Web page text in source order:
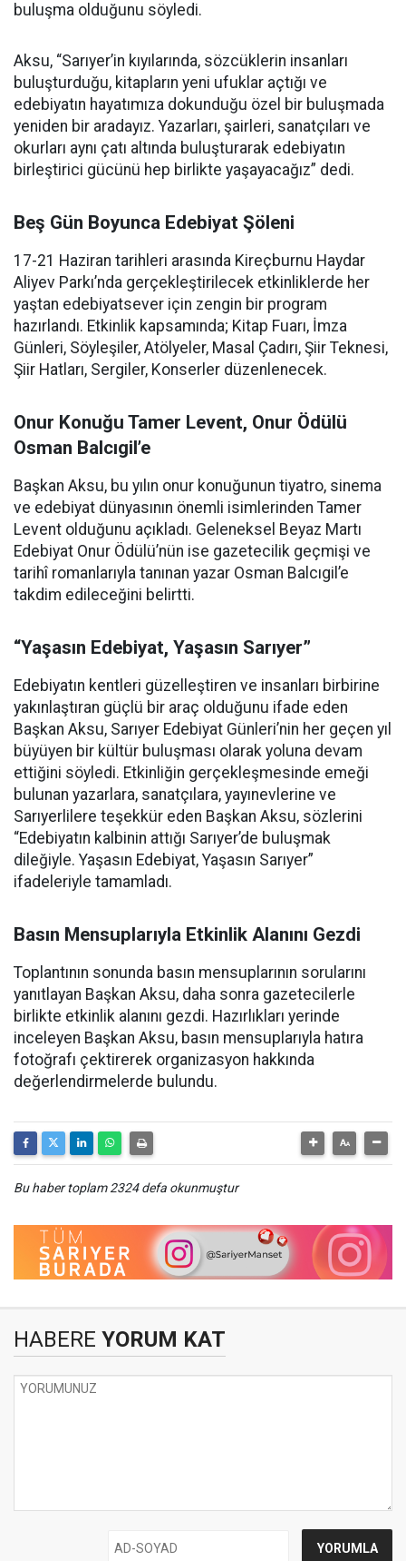
buluşma olduğunu söyledi.
Aksu, “Sarıyer’in kıyılarında, sözcüklerin insanları
buluşturduğu, kitapların yeni ufuklar açtığı ve
edebiyatın hayatımıza dokunduğu özel bir buluşmada
yeniden bir aradayız. Yazarları, şairleri, sanatçıları ve
okurları aynı çatı altında buluşturarak edebiyatın
birleştirici gücünü hep birlikte yaşayacağız” dedi.
Beş Gün Boyunca Edebiyat Şöleni
17-21 Haziran tarihleri arasında Kireçburnu Haydar
Aliyev Parkı’nda gerçekleştirilecek etkinliklerde her
yaştan edebiyatsever için zengin bir program
hazırlandı. Etkinlik kapsamında; Kitap Fuarı, İmza
Günleri, Söyleşiler, Atölyeler, Masal Çadırı, Şiir Teknesi,
Şiir Hatları, Sergiler, Konserler düzenlenecek.
Onur Konuğu Tamer Levent, Onur Ödülü
Osman Balcıgil’e
Başkan Aksu, bu yılın onur konuğunun tiyatro, sinema
ve edebiyat dünyasının önemli isimlerinden Tamer
Levent olduğunu açıkladı. Geleneksel Beyaz Martı
Edebiyat Onur Ödülü’nün ise gazetecilik geçmişi ve
tarihî romanlarıyla tanınan yazar Osman Balcıgil’e
takdim edileceğini belirtti.
“Yaşasın Edebiyat, Yaşasın Sarıyer”
Edebiyatın kentleri güzelleştiren ve insanları birbirine
yakınlaştıran güçlü bir araç olduğunu ifade eden
Başkan Aksu, Sarıyer Edebiyat Günleri’nin her geçen yıl
büyüyen bir kültür buluşması olarak yoluna devam
ettiğini söyledi. Etkinliğin gerçekleşmesinde emeği
bulunan yazarlara, sanatçılara, yayınevlerine ve
Sarıyerlilere teşekkür eden Başkan Aksu, sözlerini
“Edebiyatın kalbinin attığı Sarıyer’de buluşmak
dileğiyle. Yaşasın Edebiyat, Yaşasın Sarıyer”
ifadeleriyle tamamladı.
Basın Mensuplarıyla Etkinlik Alanını Gezdi
Toplantının sonunda basın mensuplarının sorularını
yanıtlayan Başkan Aksu, daha sonra gazetecilerle
birlikte etkinlik alanını gezdi. Hazırlıkları yerinde
inceleyen Başkan Aksu, basın mensuplarıyla hatıra
fotoğrafı çektirerek organizasyon hakkında
değerlendirmelerde bulundu.
Bu haber toplam 2324 defa okunmuştur
HABERE YORUM KAT